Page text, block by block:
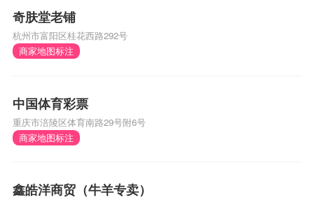
奇肤堂老铺
杭州市富阳区桂花西路292号
商家地图标注
中国体育彩票
重庆市涪陵区体育南路29号附6号
商家地图标注
鑫皓洋商贸（牛羊专卖）